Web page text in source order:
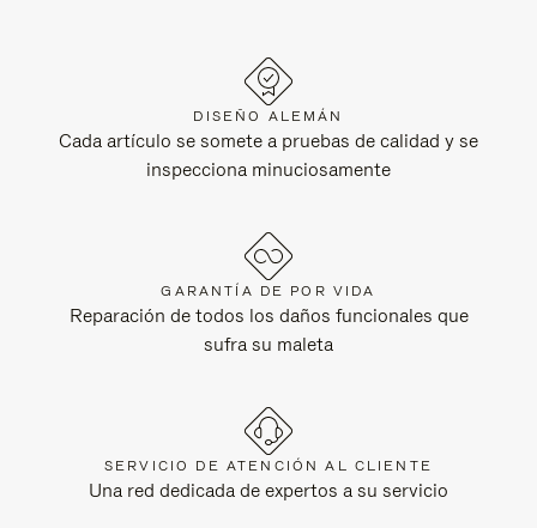
DISEÑO ALEMÁN
Cada artículo se somete a pruebas de calidad y se
inspecciona minuciosamente
GARANTÍA DE POR VIDA
Reparación de todos los daños funcionales que
sufra su maleta
SERVICIO DE ATENCIÓN AL CLIENTE
Una red dedicada de expertos a su servicio